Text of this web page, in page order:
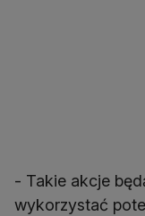
- Takie akcje
wykorzystać